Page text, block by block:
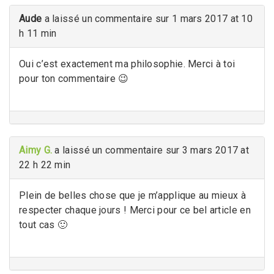
Aude a laissé un commentaire sur 1 mars 2017 at 10
h 11 min
Oui c’est exactement ma philosophie. Merci à toi
pour ton commentaire 😉
Aimy G. a laissé un commentaire sur 3 mars 2017 at
22 h 22 min
Plein de belles chose que je m’applique au mieux à
respecter chaque jours ! Merci pour ce bel article en
tout cas 🙂